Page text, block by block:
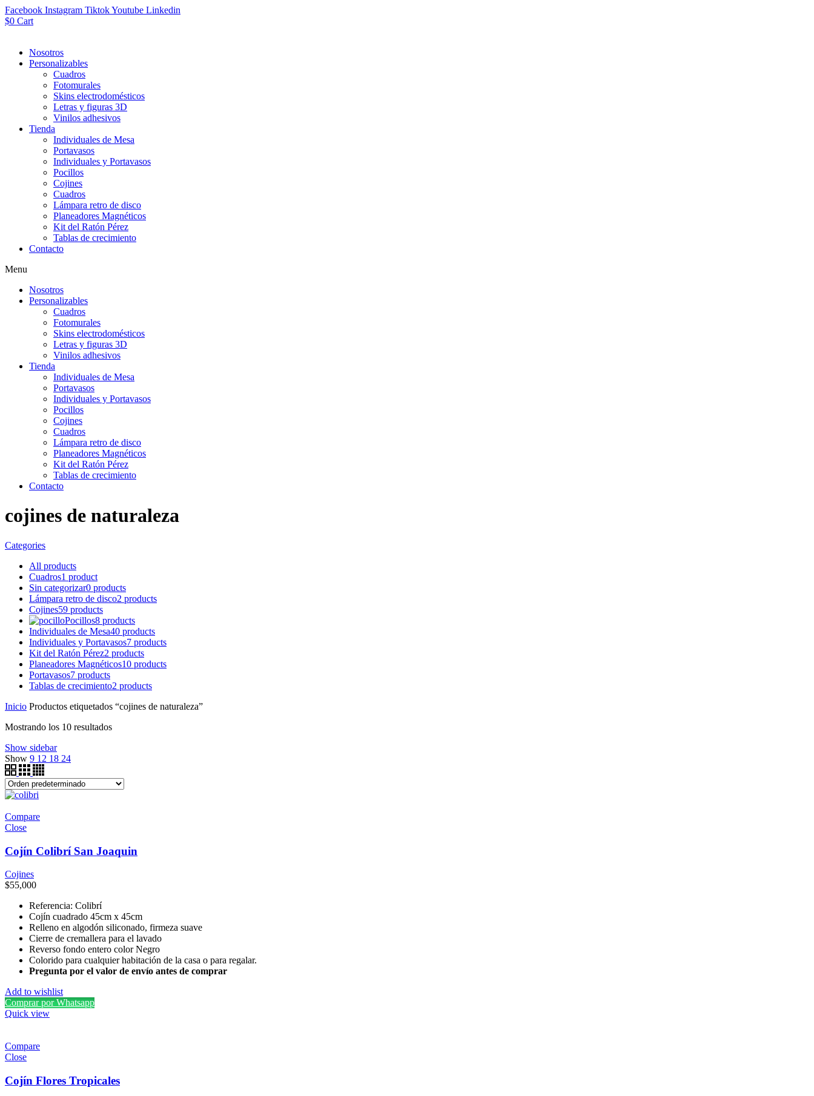
Facebook Instagram TiktokYoutube Linkedin
$0 Cart
Nosotros
Personalizables
Cuadros
Fotomurales
Skins electrodomésticos
Letras y figuras 3D
Vinilos adhesivos
Tienda
Individuales de Mesa
Portavasos
Individuales y Portavasos
Pocillos
Cojines
Cuadros
Lámpara retro de disco
Planeadores Magnéticos
Kit del Ratón Pérez
Tablas de crecimiento
Contacto
Menu
Nosotros
Personalizables
Cuadros
Fotomurales
Skins electrodomésticos
Letras y figuras 3D
Vinilos adhesivos
Tienda
Individuales de Mesa
Portavasos
Individuales y Portavasos
Pocillos
Cojines
Cuadros
Lámpara retro de disco
Planeadores Magnéticos
Kit del Ratón Pérez
Tablas de crecimiento
Contacto
cojines de naturaleza
Categories
All products
Cuadros1 product
Sin categorizar0 products
Lámpara retro de disco2 products
Cojines59 products
Pocillos8 products
Individuales de Mesa40 products
Individuales y Portavasos7 products
Kit del Ratón Pérez2 products
Planeadores Magnéticos10 products
Portavasos7 products
Tablas de crecimiento2 products
Inicio Productos etiquetados “cojines de naturaleza”
Mostrando los 10 resultados
Show sidebar
Show 9 12 18 24
Compare
Close
Cojín Colibrí San Joaquin
Cojines
$55,000
Referencia: Colibrí
Cojín cuadrado 45cm x 45cm
Relleno en algodón siliconado, firmeza suave
Cierre de cremallera para el lavado
Reverso fondo entero color Negro
Colorido para cualquier habitación de la casa o para regalar.
Pregunta por el valor de envío antes de comprar
Add to wishlist
Comprar por Whatsapp
Quick view
Compare
Close
Cojín Flores Tropicales